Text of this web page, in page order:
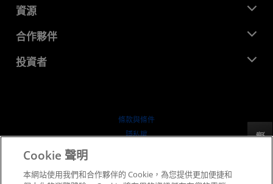
反馈
企業責任
招聘
聯絡我們
新聞室
媒體庫
資源
開發者中心
案例研究
合作夥伴
AMD 合作夥伴中心
投資者
條款與條件
隱私權
公平公開競爭
Cookie 聲明
本網站使用我們和合作夥伴的 Cookie，為您提供更加便捷和